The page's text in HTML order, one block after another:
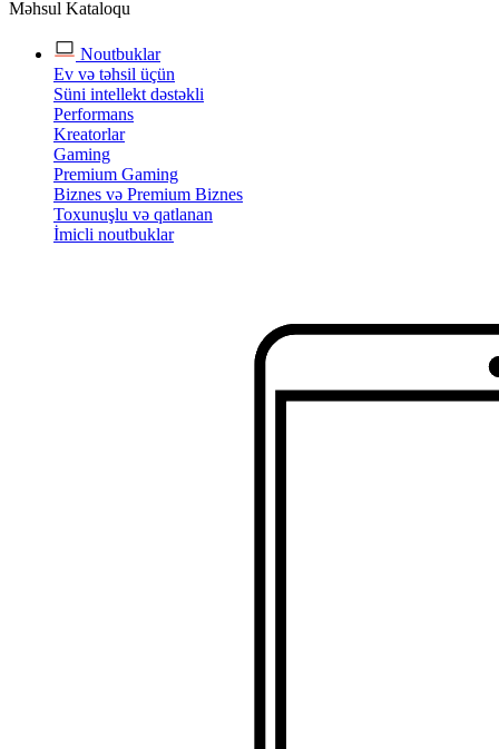
Məhsul Kataloqu
Noutbuklar
Ev və təhsil üçün
Süni intellekt dəstəkli
Performans
Kreatorlar
Gaming
Premium Gaming
Biznes və Premium Biznes
Toxunuşlu və qatlanan
İmicli noutbuklar